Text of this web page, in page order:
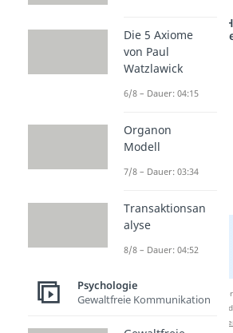
Studyflix vernetzt:
einem
Nach Beantwortung
Studyflix zu verbessern. Mehr
Die 5 Axiome
von Paul
Watzlawick
6/8 – Dauer: 04:15
Organon
Modell
7/8 – Dauer: 03:34
Transaktionsan
alyse
8/8 – Dauer: 04:52
Psychologie
Gewaltfreie Kommunikation